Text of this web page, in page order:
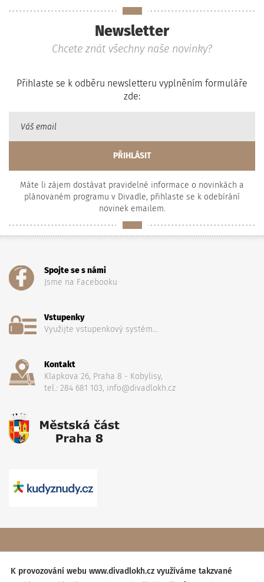
Newsletter
Chcete znát všechny naše novinky?
Přihlaste se k odběru newsletteru vyplněním formuláře
zde:
Máte li zájem dostávat pravidelné informace o novinkách a
plánovaném programu v Divadle, přihlaste se k odebírání
novinek emailem.
Spojte se s námi
Jsme na Facebooku
Vstupenky
Využijte vstupenkový systém...
Kontakt
Klapkova 26, Praha 8 - Kobylisy,
tel.: 284 681 103, info@divadlokh.cz
vyhrazena,Obchodní podmínky
K provozování webu www.divadlokh.cz využíváme takzvané